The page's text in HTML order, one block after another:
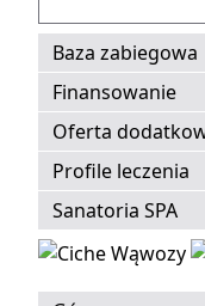
Baza zabiegowa
Finansowanie
Oferta
Profile leczenia
Sanatoria SPA